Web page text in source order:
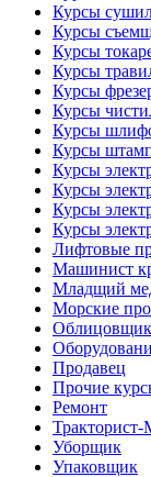
Курсы
Курсы
Курсы
Курсы
Курсы
Курсы
Курсы
Курсы
Курсы
Курсы
Курсы
Курсы
Лифтовые
Машинист
Младщий
Морские
Облицовщик
Продавец
Прочие
Ремонт
Уборщик
Упаковщик